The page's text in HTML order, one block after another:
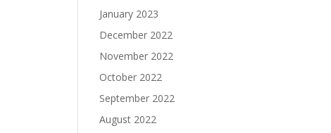
January 2023
December 2022
November 2022
October 2022
September 2022
August 2022